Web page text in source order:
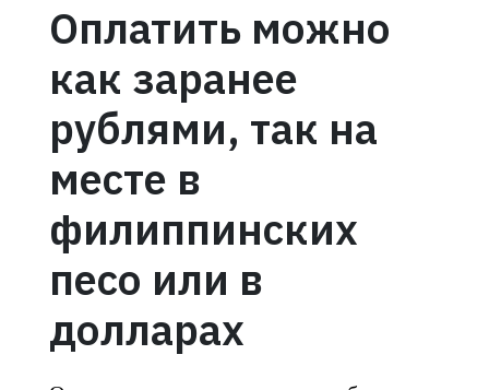
Оплатить можно
как заранее
рублями, так на
месте в
филиппинских
песо или в
долларах